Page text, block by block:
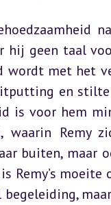
hij geen taal
wordt met het
en
is voor hem
Remy
buiten, maar
Remy’s moeite